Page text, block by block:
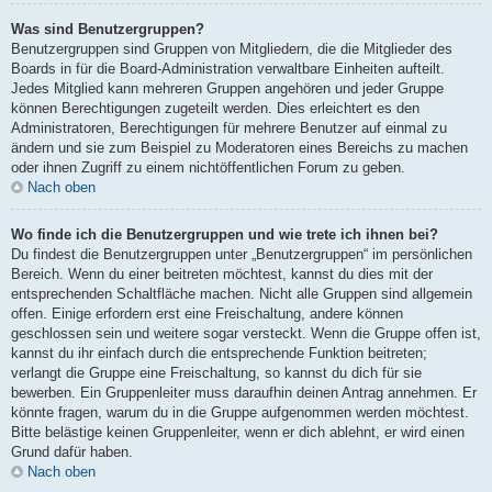
Was sind Benutzergruppen?
Benutzergruppen sind Gruppen von Mitgliedern, die die Mitglieder des
Boards in für die Board-Administration verwaltbare Einheiten aufteilt.
Jedes Mitglied kann mehreren Gruppen angehören und jeder Gruppe
können Berechtigungen zugeteilt werden. Dies erleichtert es den
Administratoren, Berechtigungen für mehrere Benutzer auf einmal zu
ändern und sie zum Beispiel zu Moderatoren eines Bereichs zu machen
oder ihnen Zugriff zu einem nichtöffentlichen Forum zu geben.
Nach oben
Wo finde ich die Benutzergruppen und wie trete ich ihnen bei?
Du findest die Benutzergruppen unter „Benutzergruppen“ im persönlichen
Bereich. Wenn du einer beitreten möchtest, kannst du dies mit der
entsprechenden Schaltfläche machen. Nicht alle Gruppen sind allgemein
offen. Einige erfordern erst eine Freischaltung, andere können
geschlossen sein und weitere sogar versteckt. Wenn die Gruppe offen ist,
kannst du ihr einfach durch die entsprechende Funktion beitreten;
verlangt die Gruppe eine Freischaltung, so kannst du dich für sie
bewerben. Ein Gruppenleiter muss daraufhin deinen Antrag annehmen. Er
könnte fragen, warum du in die Gruppe aufgenommen werden möchtest.
Bitte belästige keinen Gruppenleiter, wenn er dich ablehnt, er wird einen
Grund dafür haben.
Nach oben